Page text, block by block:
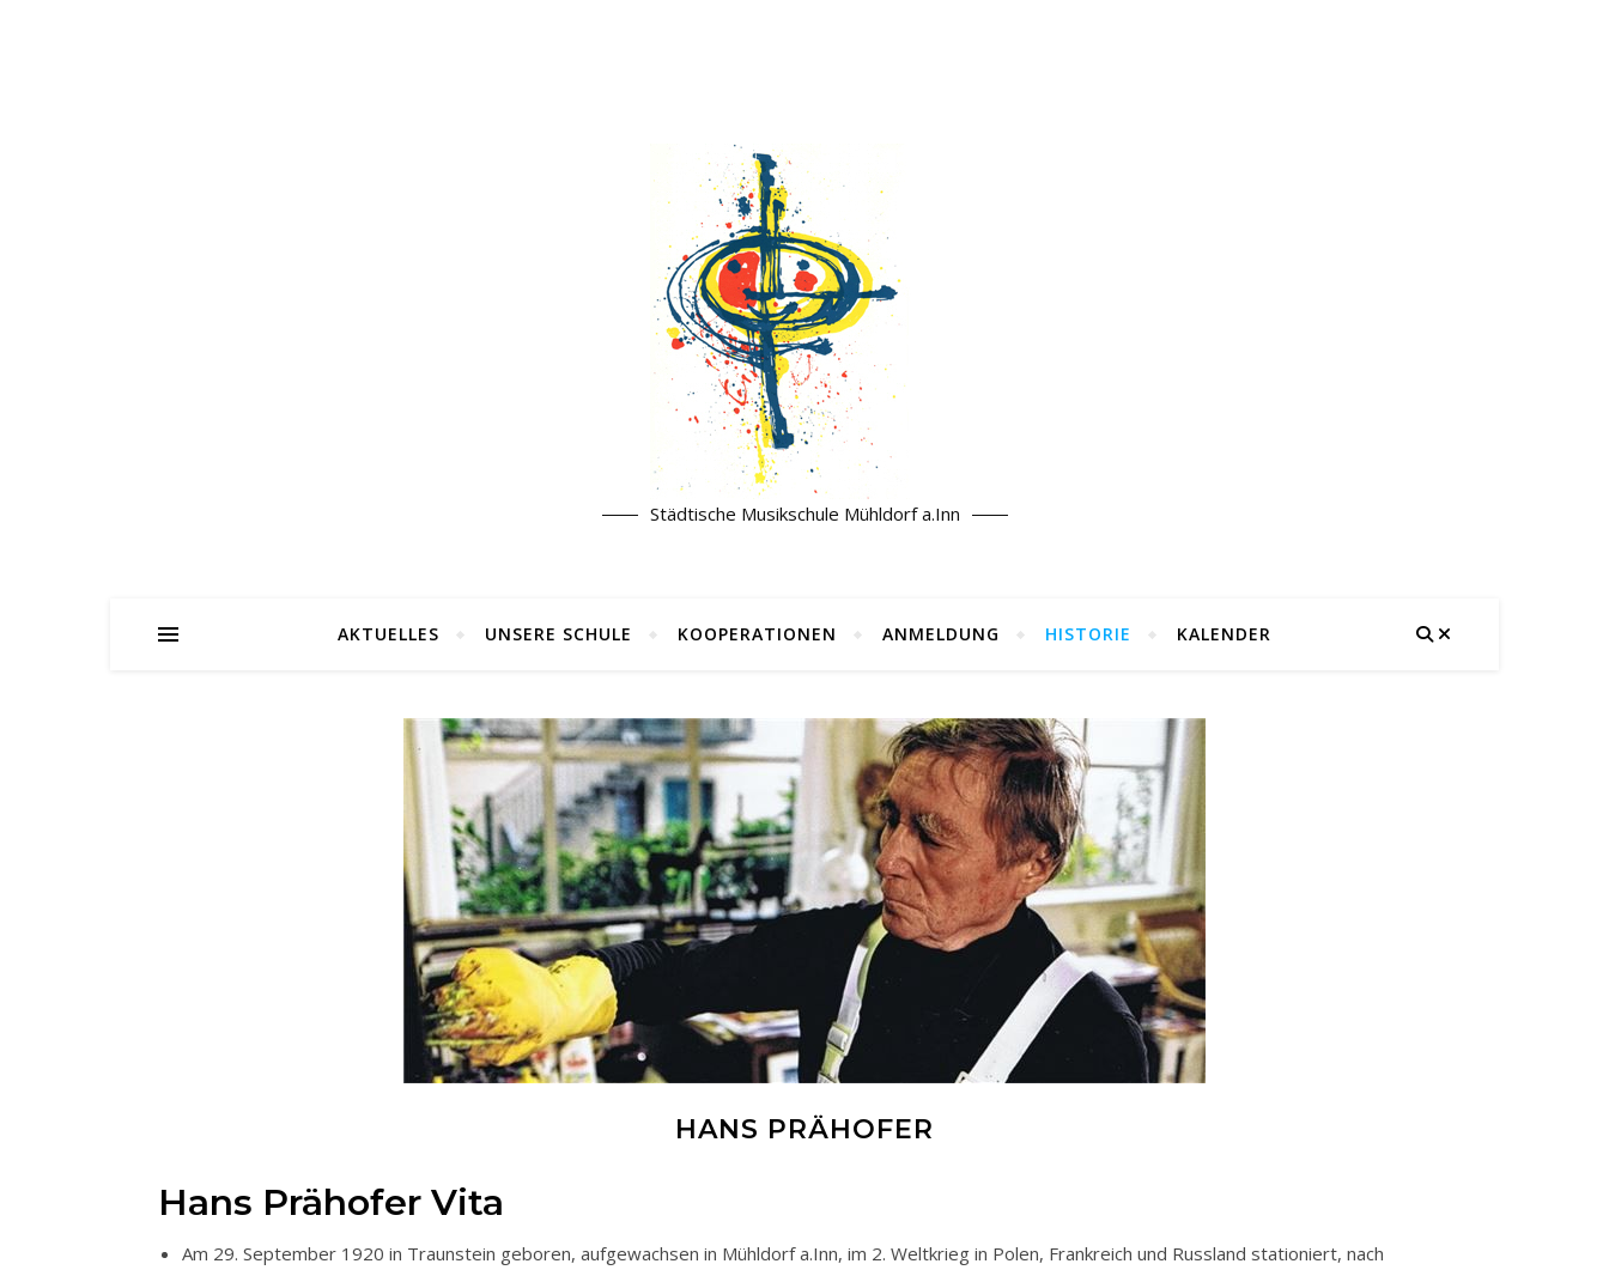
Städtische Musikschule Mühldorf a.Inn
AKTUELLES UNSERE SCHULE KOOPERATIONEN ANMELDUNG HISTORIE KALENDER
HANS PRÄHOFER
Hans Prähofer Vita
Am 29. September 1920 in Traunstein geboren, aufgewachsen in Mühldorf a.Inn, im 2. Weltkrieg in Polen, Frankreich und Russland stationiert, nach